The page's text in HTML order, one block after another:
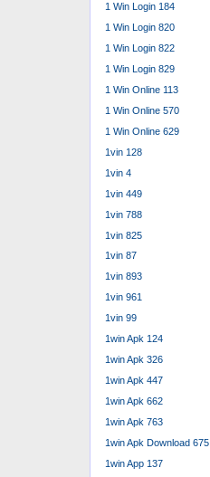
1 Win Login 184
1 Win Login 820
1 Win Login 822
1 Win Login 829
1 Win Online 113
1 Win Online 570
1 Win Online 629
1vin 128
1vin 4
1vin 449
1vin 788
1vin 825
1vin 87
1vin 893
1vin 961
1vin 99
1win Apk 124
1win Apk 326
1win Apk 447
1win Apk 662
1win Apk 763
1win Apk Download 675
1win App 137